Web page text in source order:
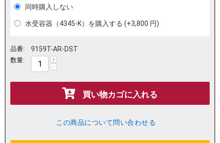
同時購入しない
水受容器（4345-K）を購入する (+3,800 円)
品番: 9159T-AR-DST
数量: +
−
買い物カゴに入れる
この商品について問い合わせる